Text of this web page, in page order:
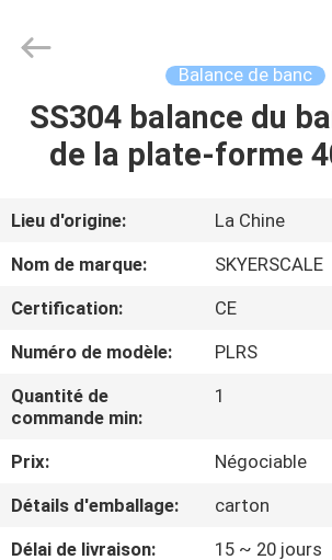
PRODUITS
À
DE
NOUS
Co.,Limited.
Balance de banc
SS304 balance du
de la plate-forme
Lieu d'origine:
La Chine
Nom de marque:
SKYERSCALE
Certification:
CE
Numéro de modèle:
PLRS
Quantité de
commande min:
1
Prix:
Négociable
Détails d'emballage:
carton
Délai de livraison:
15 ~ 20 jours